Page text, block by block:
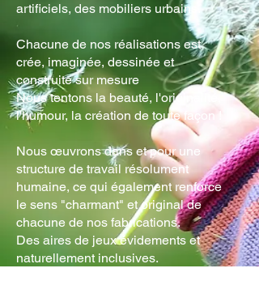
artificiels, des mobiliers urbains.
Chacune de nos réalisations est
crée, imaginée, dessinée et
construite sur mesure
Nous tentons la beauté, l'originalité,
l'humour, la création de toute façon !
Nous œuvrons dans et pour une
structure de travail résolument
humaine, ce qui également renforce
le sens "charmant" et original de
chacune de nos fabrications.
Des aires de jeux évidements et
naturellement inclusives.